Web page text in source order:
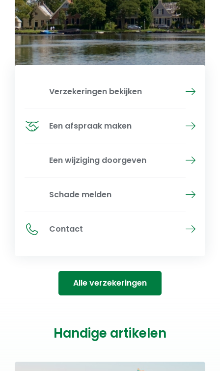
Verzekeringen bekijken
Een afspraak maken
Een wijziging doorgeven
Schade melden
Contact
Alle verzekeringen
Handige artikelen